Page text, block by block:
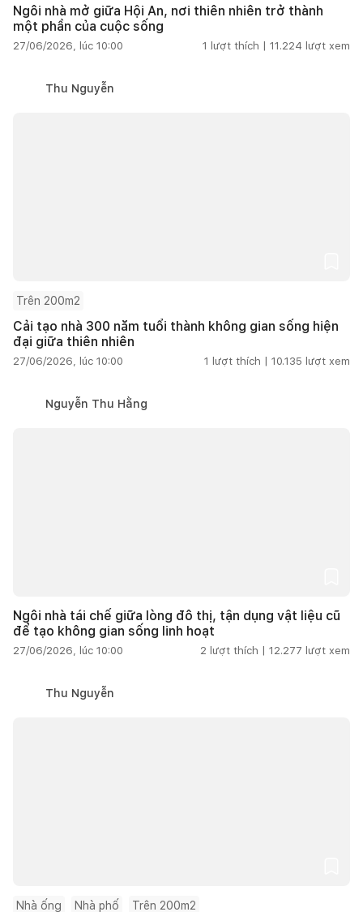
Ngôi nhà mở giữa Hội An, nơi thiên nhiên trở thành
một phần của cuộc sống
27/06/2026, lúc 10:00 1 lượt thích | 11.224 lượt xem
Thu Nguyễn
Trên 200m2
Cải tạo nhà 300 năm tuổi thành không gian sống hiện
đại giữa thiên nhiên
27/06/2026, lúc 10:00 1 lượt thích | 10.135 lượt xem
Nguyễn Thu Hằng
Ngôi nhà tái chế giữa lòng đô thị, tận dụng vật liệu cũ
để tạo không gian sống linh hoạt
27/06/2026, lúc 10:00 2 lượt thích | 12.277 lượt xem
Thu Nguyễn
Nhà ống Nhà phố Trên 200m2